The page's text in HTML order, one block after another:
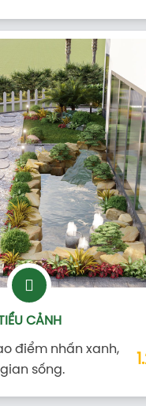
CẢNH
điểm nhấn xanh,
sống.